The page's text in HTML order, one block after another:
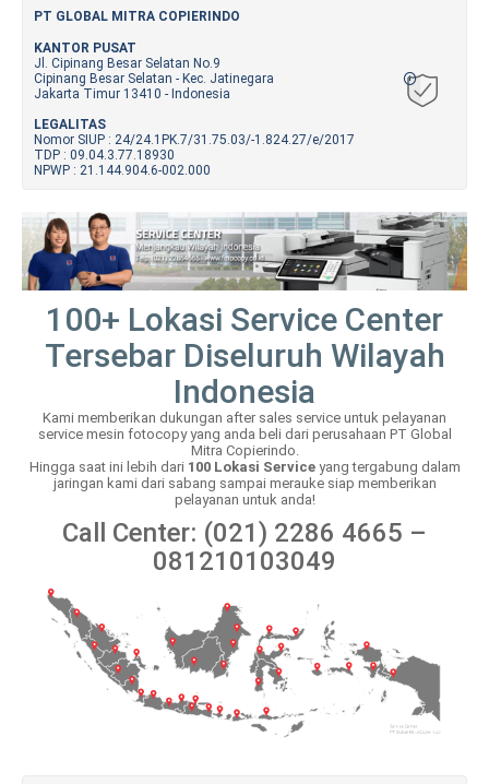
PT GLOBAL MITRA COPIERINDO
KANTOR PUSAT
Jl. Cipinang Besar Selatan No.9
Cipinang Besar Selatan - Kec. Jatinegara
Jakarta Timur 13410 - Indonesia
LEGALITAS
Nomor SIUP : 24/24.1PK.7/31.75.03/-1.824.27/e/2017
TDP : 09.04.3.77.18930
NPWP : 21.144.904.6-002.000
100+ Lokasi Service Center
Tersebar Diseluruh Wilayah
Indonesia
Kami memberikan dukungan after sales service untuk pelayanan
service mesin fotocopy yang anda beli dari perusahaan PT Global
Mitra Copierindo.
Hingga saat ini lebih dari 100 Lokasi Serviceyang tergabung dalam
jaringan kami dari sabang sampai merauke siap memberikan
pelayanan untuk anda!
Call Center: (021) 2286 4665 –
081210103049